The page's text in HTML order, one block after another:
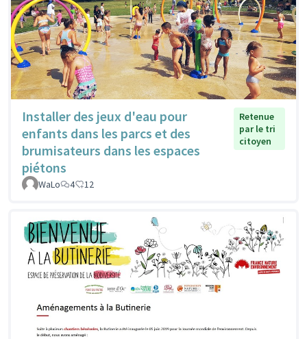
Installer des jeux d'eau pour
enfants dans les parcs et des
brumisateurs dans les espaces
piétons
Retenue
par le tri
citoyen
WaLo 4 12